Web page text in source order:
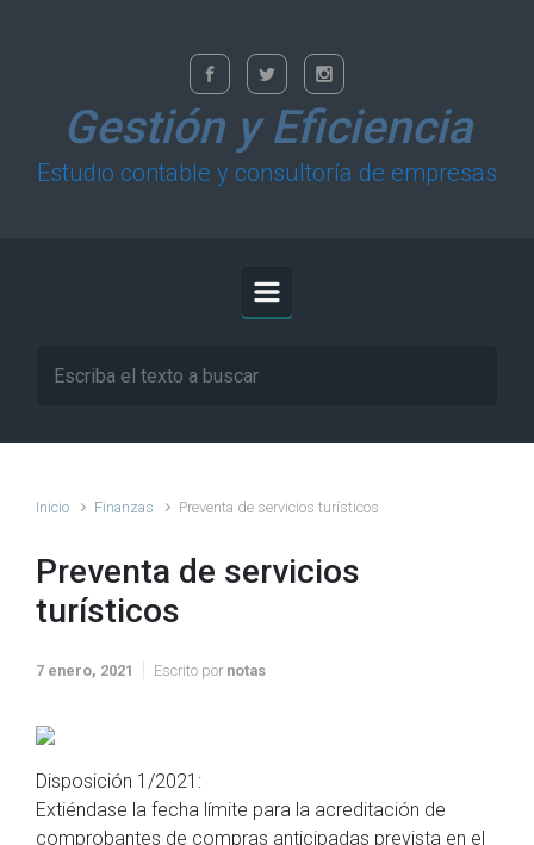
Gestión y Eficiencia
Estudio contable y consultoría de empresas
Inicio Finanzas Preventa de servicios turísticos
Preventa de servicios
turísticos
7 enero, 2021 Escrito por notas
Disposición 1/2021:
Extiéndase la fecha límite para la acreditación de
comprobantes de compras anticipadas prevista en el